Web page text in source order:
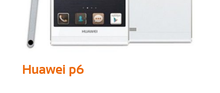
Huawei p6